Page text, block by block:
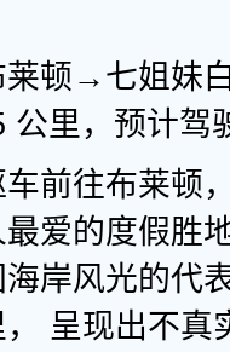
莱顿→七姐妹
公里，预计驾
前往布莱顿
爱的度假胜
岸风光的代
呈现出不真